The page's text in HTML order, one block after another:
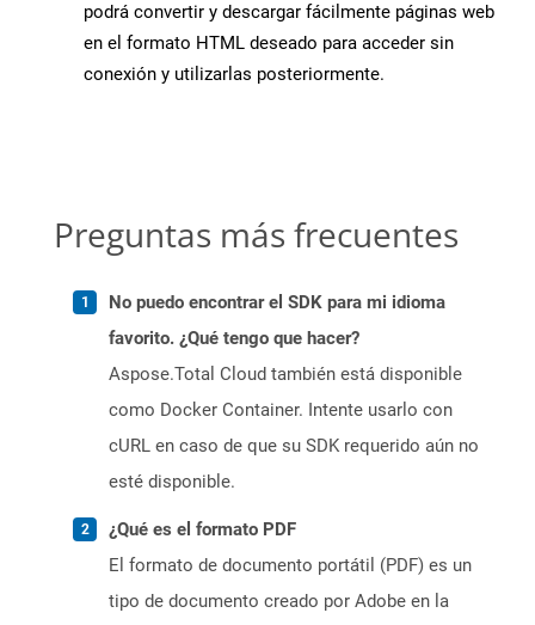
podrá convertir y descargar fácilmente páginas web
en el formato HTML deseado para acceder sin
conexión y utilizarlas posteriormente.
Preguntas más frecuentes
No puedo encontrar el SDK para mi idioma
favorito. ¿Qué tengo que hacer?
Aspose.Total Cloud también está disponible
como Docker Container. Intente usarlo con
cURL en caso de que su SDK requerido aún no
esté disponible.
¿Qué es el formato PDF
El formato de documento portátil (PDF) es un
tipo de documento creado por Adobe en la